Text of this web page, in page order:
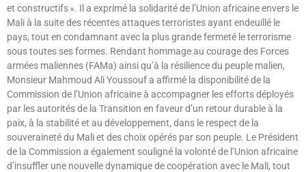
et constructifs ». Il a exprimé la solidarité de l’Union africaine envers le
Mali à la suite des récentes attaques terroristes ayant endeuillé le
pays, tout en condamnant avec la plus grande fermeté le terrorisme
sous toutes ses formes. Rendant hommage au courage des Forces
armées maliennes (FAMa) ainsi qu’à la résilience du peuple malien,
Monsieur Mahmoud Ali Youssouf a affirmé la disponibilité de la
Commission de l’Union africaine à accompagner les efforts déployés
par les autorités de la Transition en faveur d’un retour durable à la
paix, à la stabilité et au développement, dans le respect de la
souveraineté du Mali et des choix opérés par son peuple. Le Président
de la Commission a également souligné la volonté de l’Union africaine
d’insuffler une nouvelle dynamique de coopération avec le Mali, tout